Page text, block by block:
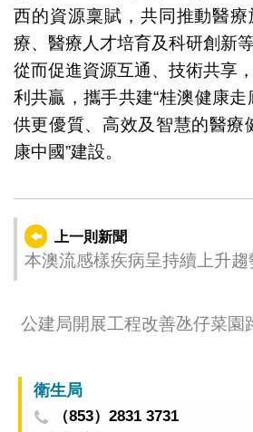
西的資源稟賦，共同推動醫
療、醫療人才培育及科研創新
從而促進資源互通、技術共享
利共贏，攜手共建“桂澳健康走
供更優質、高效及智慧的醫療
康中國”建設。
上一則新聞
本澳流感樣疾病呈持續上升趨勢 居民應加
公建局開展工程改善氹仔菜園
衛生局
（853）2831 3731